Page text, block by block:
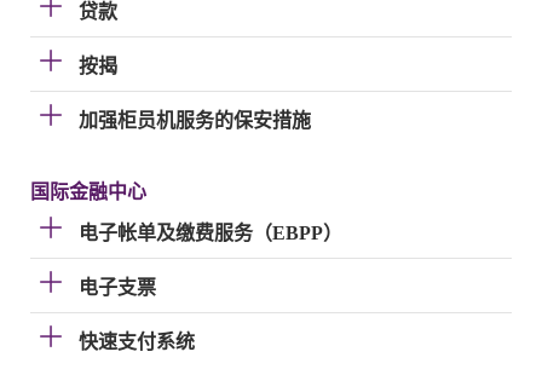
贷款
按揭
加强柜员机服务的保安措施
国际金融中心
电子帐单及缴费服务（EBPP）
电子支票
快速支付系统